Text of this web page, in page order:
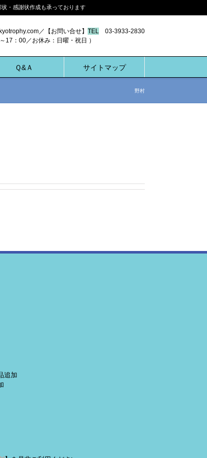
・感謝状作成も承っております
／【お問い合せ】 TEL 03-3933-2830
お休み：日曜・祝日 ）
Ｑ&Ａ サイトマップ
野村
追加